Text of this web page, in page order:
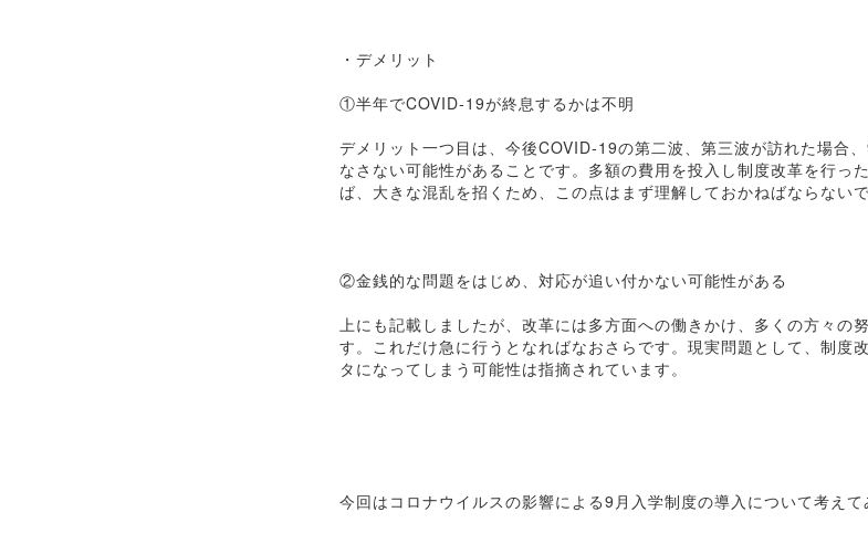
・デメリット
①半年でCOVID-19が終息するかは不明
デメリット一つ目は、今後COVID-19の第二波、第三波が訪れた場合
なさない可能性があることです。多額の費用を投入し制度改革を行っ
ば、大きな混乱を招くため、この点はまず理解しておかねばならないで
②金銭的な問題をはじめ、対応が追い付かない可能性がある
上にも記載しましたが、改革には多方面への働きかけ、多くの方々の
す。これだけ急に行うとなればなおさらです。現実問題として、制度
タになってしまう可能性は指摘されています。
今回はコロナウイルスの影響による9月入学制度の導入について考えて